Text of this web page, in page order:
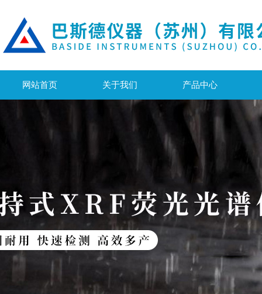
网站首页 关于我们 产品中心